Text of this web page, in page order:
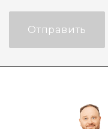
Отправить